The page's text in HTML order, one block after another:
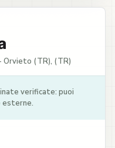
Orvieto (TR), (TR)
verificate: puoi
esterne.